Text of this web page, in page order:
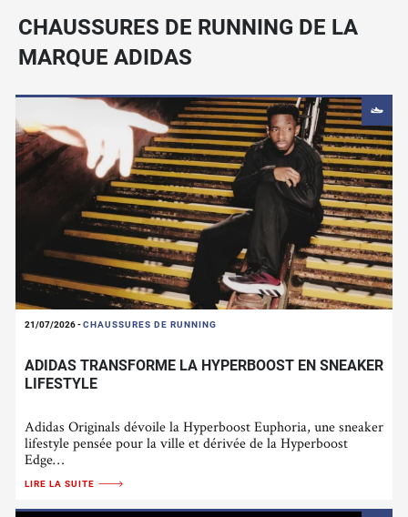
CHAUSSURES DE RUNNING DE LA
MARQUE ADIDAS
21/07/2026-CHAUSSURES DE RUNNING
ADIDAS TRANSFORME LA HYPERBOOST EN SNEAKER
LIFESTYLE
Adidas Originals dévoile la Hyperboost Euphoria, une sneaker
lifestyle pensée pour la ville et dérivée de la Hyperboost
Edge…
LIRE LA SUITE